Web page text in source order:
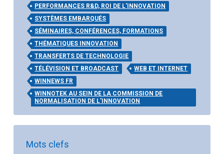
PERFORMANCES R&D, ROI DE L'INNOVATION
SYSTÈMES EMBARQUÉS
SÉMINAIRES, CONFÉRENCES, FORMATIONS
THÉMATIQUES INNOVATION
TRANSFERTS DE TECHNOLOGIE
TÉLÉVISION ET BROADCAST
WEB ET INTERNET
WINNEWS FR
WINNOTEK AU SEIN DE LA COMMISSION DE
NORMALISATION DE L'INNOVATION
Mots clefs